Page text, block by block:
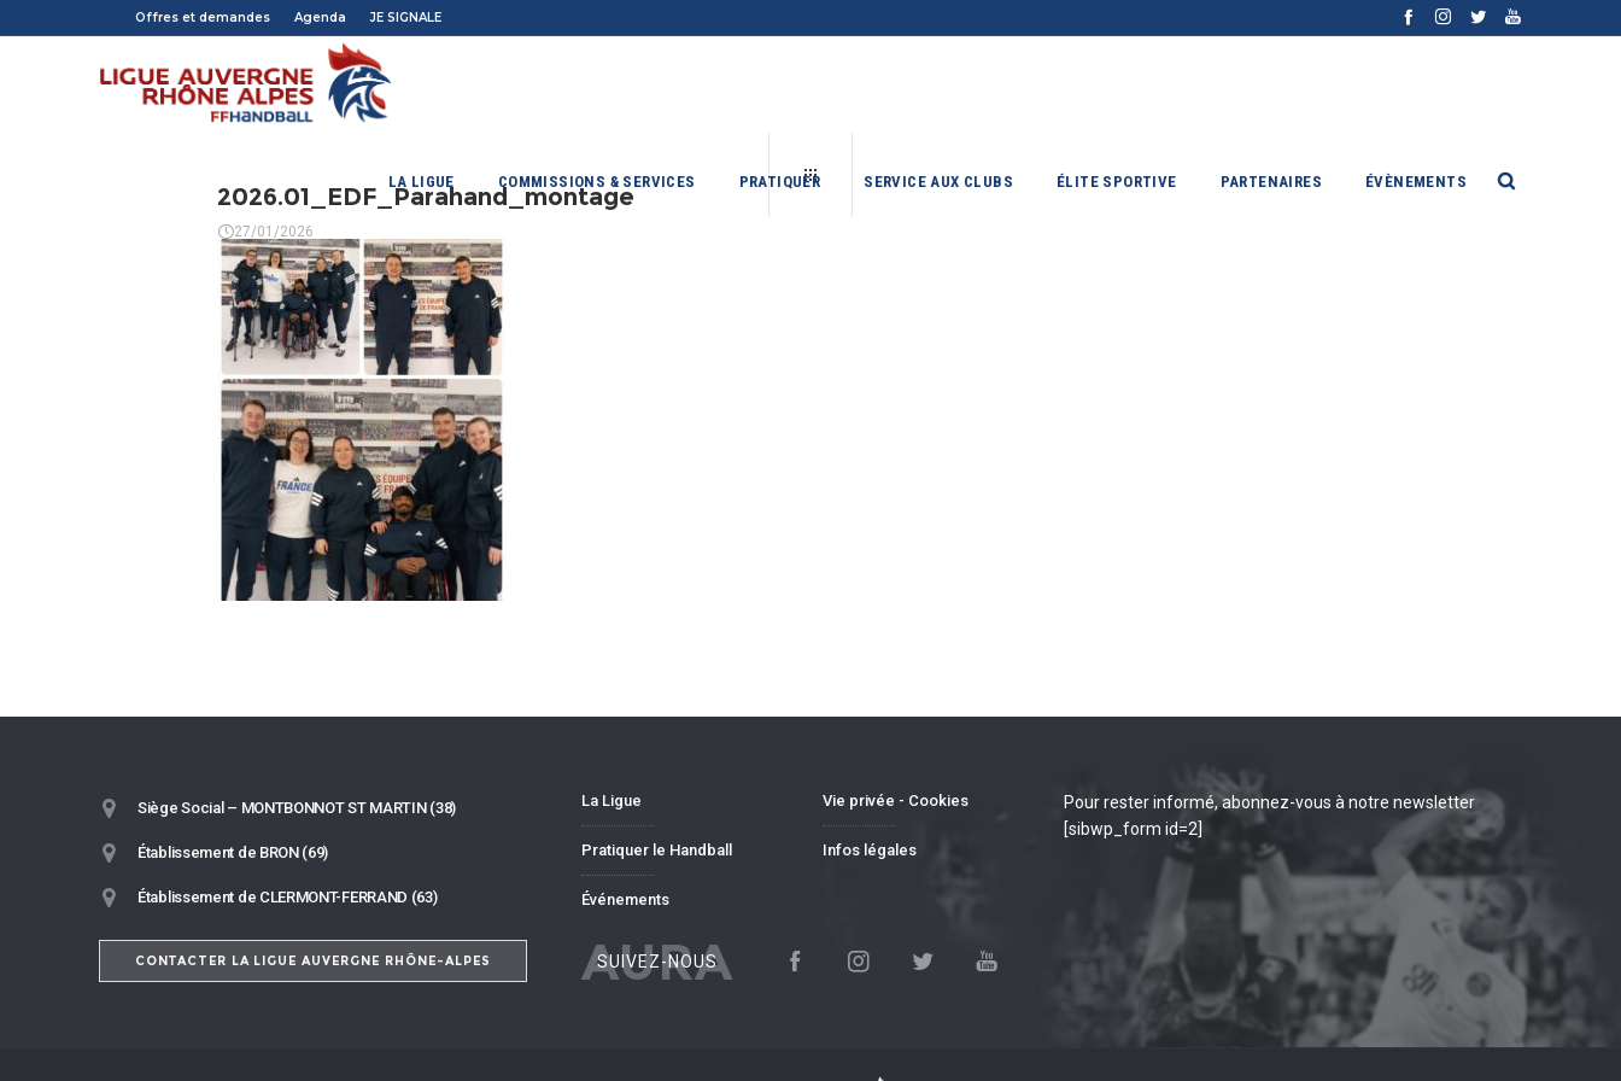
Offres et demandes Agenda JE SIGNALE
LA LIGUE COMMISSIONS & SERVICES PRATIQUER SERVICE AUX CLUBS ÉLITE SPORTIVE PARTENAIRES ÉVÈNEMENTS
2026.01_EDF_Parahand_montage
27/01/2026
Siège Social – MONTBONNOT ST MARTIN (38)
Établissement de BRON (69)
Établissement de CLERMONT-FERRAND (63)
CONTACTER LA LIGUE AUVERGNE RHÔNE-ALPES
La Ligue
Pratiquer le Handball
Événements
Vie privée - Cookies
Infos légales
AURA
SUIVEZ-NOUS
Pour rester informé, abonnez-vous à notre newsletter
[sibwp_form id=2]